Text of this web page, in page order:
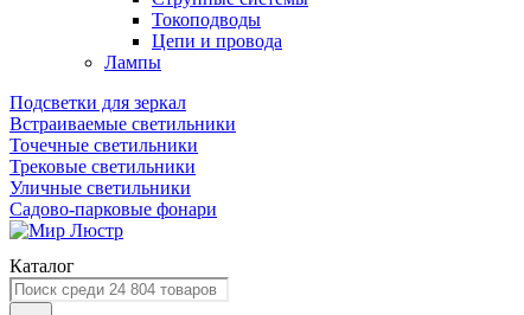
Токоподводы
Цепи и провода
Лампы
Подсветки для зеркал
Встраиваемые светильники
Точечные светильники
Трековые светильники
Уличные светильники
Садово-парковые фонари
Каталог